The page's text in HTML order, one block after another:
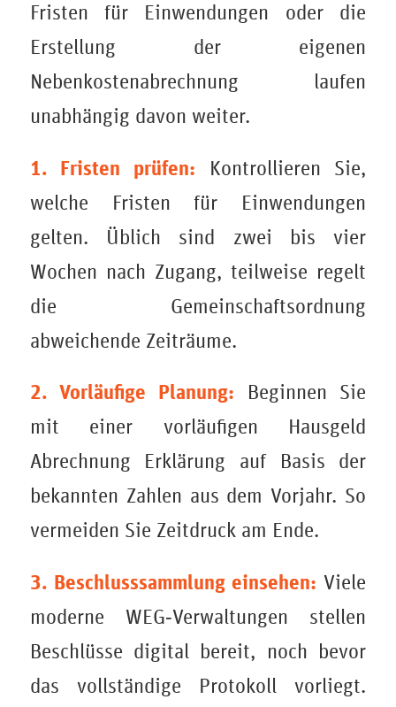
Fristen für Einwendungen oder die
Erstellung der eigenen
Nebenkostenabrechnung laufen
unabhängig davon weiter.
1. Fristen prüfen: Kontrollieren Sie,
welche Fristen für Einwendungen
gelten. Üblich sind zwei bis vier
Wochen nach Zugang, teilweise regelt
die Gemeinschaftsordnung
abweichende Zeiträume.
2. Vorläufige Planung: Beginnen Sie
mit einer vorläufigen Hausgeld
Abrechnung Erklärung auf Basis der
bekannten Zahlen aus dem Vorjahr. So
vermeiden Sie Zeitdruck am Ende.
3. Beschlusssammlung einsehen: Viele
moderne WEG‑Verwaltungen stellen
Beschlüsse digital bereit, noch bevor
das vollständige Protokoll vorliegt.